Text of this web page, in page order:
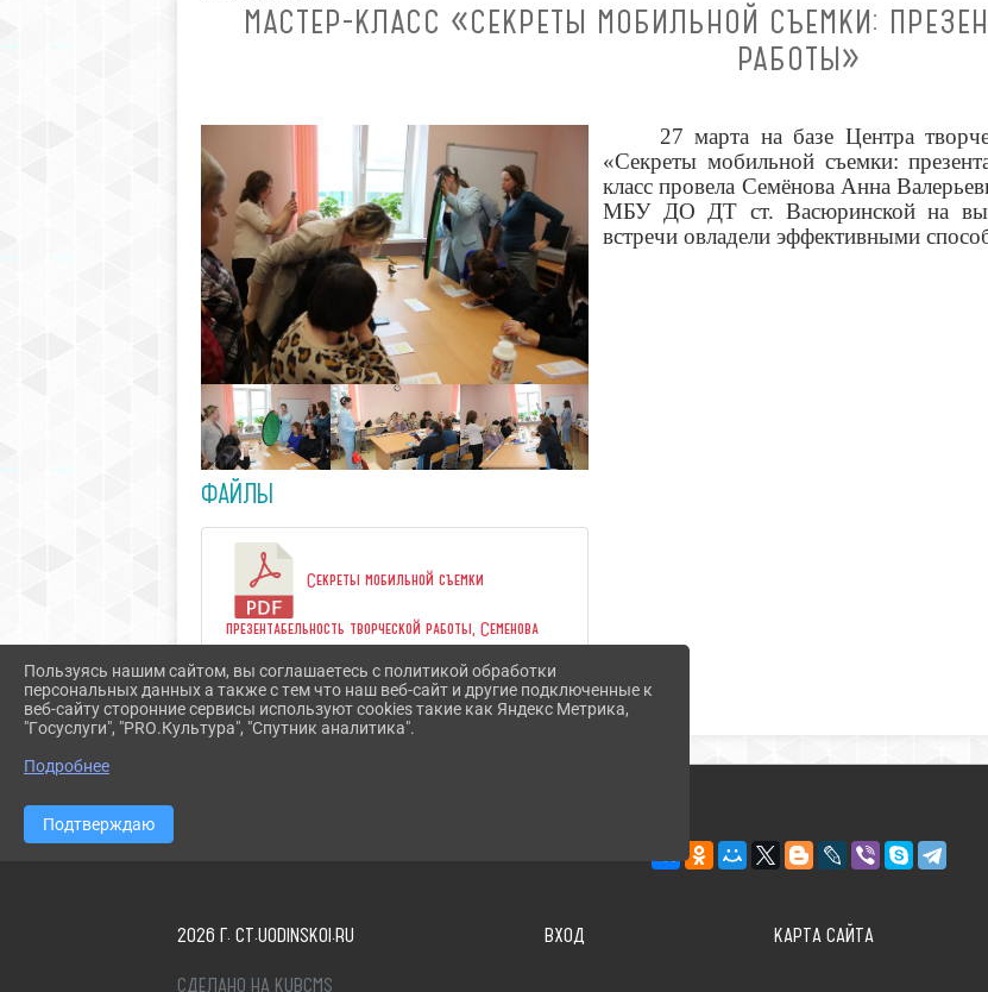
МАСТЕР-КЛАСС «СЕКРЕТЫ МОБИЛЬНОЙ СЪЕМКИ:
РАБОТЫ»
ФАЙЛЫ
Секреты мобильной съемки
презентабельность творческой работы, Семенова
А.В. педагог дополнительного образования МБУ
ДО ДТ ст. Васюринской (3.4 MiB)
27 марта на базе Центра
«Секреты мобильной съемки:
класс провела Семёнова Анна
МБУ ДО ДТ ст. Васюринской на
встречи овладели эффективными
2026 Г. CT.UODINSKOI.RU ВХОД КАРТА САЙТА
СДЕЛАНО НА KUBCMS
Пользуясь нашим сайтом, вы соглашаетесь с политикой обработки
персональных данных а также с тем что наш веб-сайт и другие подключенные к
веб-сайту сторонние сервисы используют cookies такие как Яндекс Метрика,
"Госуслуги", "PRO.Культура", "Спутник аналитика".
Подробнее
Подтверждаю